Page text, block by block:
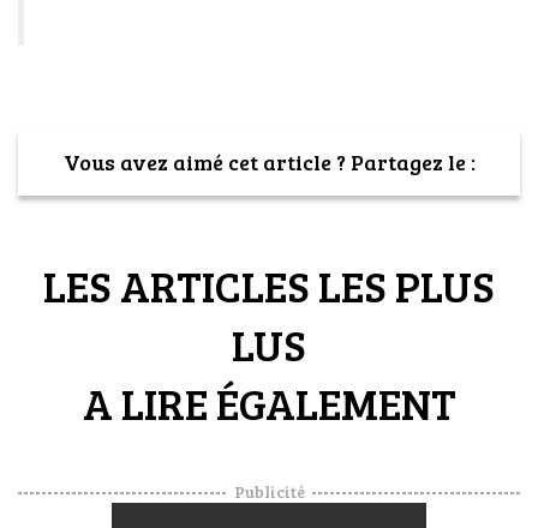
Vous avez aimé cet article ? Partagez le :
LES ARTICLES LES PLUS
LUS
A LIRE ÉGALEMENT
Publicité